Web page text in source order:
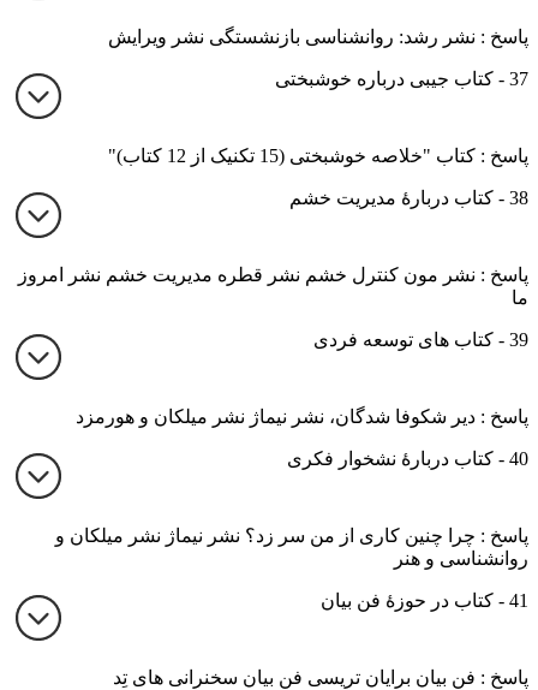
پاسخ : نشر رشد: روانشناسی بازنشستگی نشر ویرایش
37 - کتاب جیبی درباره خوشبختی
پاسخ : کتاب "خلاصه خوشبختی (15 تکنیک از 12 کتاب)"
38 - کتاب دربارۀ مدیریت خشم
پاسخ : نشر مون کنترل خشم نشر قطره مدیریت خشم نشر امروز
ما
39 - کتاب های توسعه فردی
پاسخ : دیر شکوفا شدگان، نشر نیماژ نشر میلکان و هورمزد
40 - کتاب دربارۀ نشخوار فکری
پاسخ : چرا چنین کاری از من سر زد؟ نشر نیماژ نشر میلکان و
روانشناسی و هنر
41 - کتاب در حوزۀ فن بیان
پاسخ : فن بیان برایان تریسی فن بیان سخنرانی های تِد